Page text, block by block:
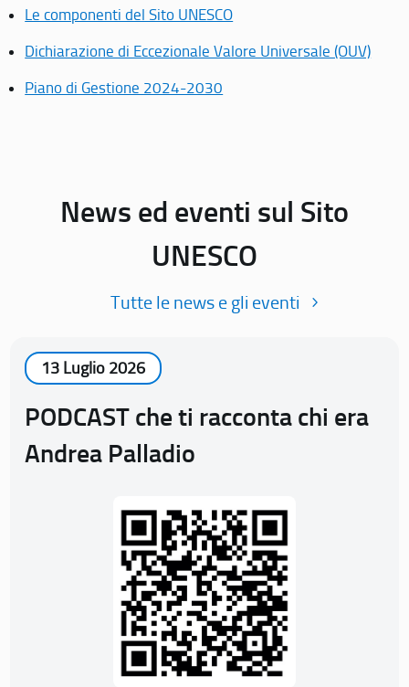
Le componenti del Sito UNESCO
Dichiarazione di Eccezionale Valore Universale (OUV)
Piano di Gestione 2024-2030
News ed eventi sul Sito
UNESCO
Tutte le news e gli eventi
13 Luglio 2026
PODCAST che ti racconta chi era
Andrea Palladio